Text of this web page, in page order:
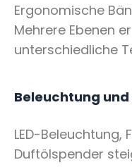
Ergonomische
Mehrere Ebenen
unterschiedliche
Beleuchtung
LED-Beleuchtung,
Duftölspender